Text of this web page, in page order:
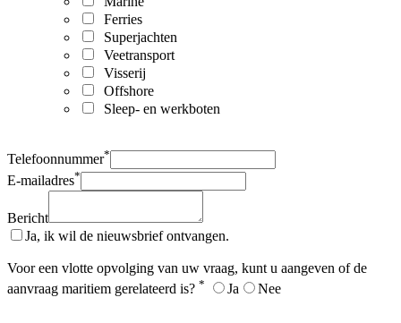
Ferries
Superjachten
Veetransport
Visserij
Offshore
Sleep- en werkboten
Telefoonnummer*
E-mailadres*
Bericht
Ja, ik wil de nieuwsbrief ontvangen.
Voor een vlotte opvolging van uw vraag, kunt u aangeven of de
aanvraag maritiem gerelateerd is? * Ja Nee